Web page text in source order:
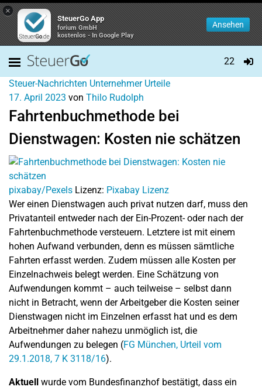
×
SteuerGo App
forium GmbH
kostenlos - In Google Play
Ansehen
22
Steuer-Nachrichten Unternehmer Urteile
17. April 2023 von Thilo Rudolph
Fahrtenbuchmethode bei
Dienstwagen: Kosten nie schätzen
pixabay/Pexels Lizenz: Pixabay Lizenz
Wer einen Dienstwagen auch privat nutzen darf, muss den
Privatanteil entweder nach der Ein-Prozent- oder nach der
Fahrtenbuchmethode versteuern. Letztere ist mit einem
hohen Aufwand verbunden, denn es müssen sämtliche
Fahrten erfasst werden. Zudem müssen alle Kosten per
Einzelnachweis belegt werden. Eine Schätzung von
Aufwendungen kommt – auch teilweise – selbst dann
nicht in Betracht, wenn der Arbeitgeber die Kosten seiner
Dienstwagen nicht im Einzelnen erfasst hat und es dem
Arbeitnehmer daher nahezu unmöglich ist, die
Aufwendungen zu belegen (FG München, Urteil vom
29.1.2018, 7 K 3118/16).
Aktuell wurde vom Bundesfinanzhof bestätigt, dass ein